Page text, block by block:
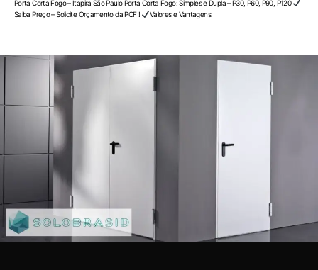
Porta Corta Fogo – Itapira São Paulo Porta Corta Fogo: Simples e Dupla – P30, P60, P90, P120
Saiba Preço – Solicite Orçamento da PCF !
Valores e Vantagens.